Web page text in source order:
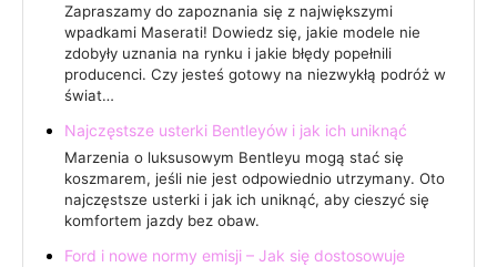
Zapraszamy do zapoznania się z największymi
wpadkami Maserati! Dowiedz się, jakie modele nie
zdobyły uznania na rynku i jakie błędy popełnili
producenci. Czy jesteś gotowy na niezwykłą podróż w
świat…
Najczęstsze usterki Bentleyów i jak ich uniknąć
Marzenia o luksusowym Bentleyu mogą stać się
koszmarem, jeśli nie jest odpowiednio utrzymany. Oto
najczęstsze usterki i jak ich uniknąć, aby cieszyć się
komfortem jazdy bez obaw.
Ford i nowe normy emisji – Jak się dostosowuje